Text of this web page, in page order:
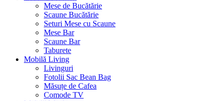
Mese de Bucătărie
Scaune Bucătărie
Seturi Mese cu Scaune
Mese Bar
Scaune Bar
Taburete
Mobilă Living
Livinguri
Fotolii Sac Bean Bag
Măsuțe de Cafea
Comode TV